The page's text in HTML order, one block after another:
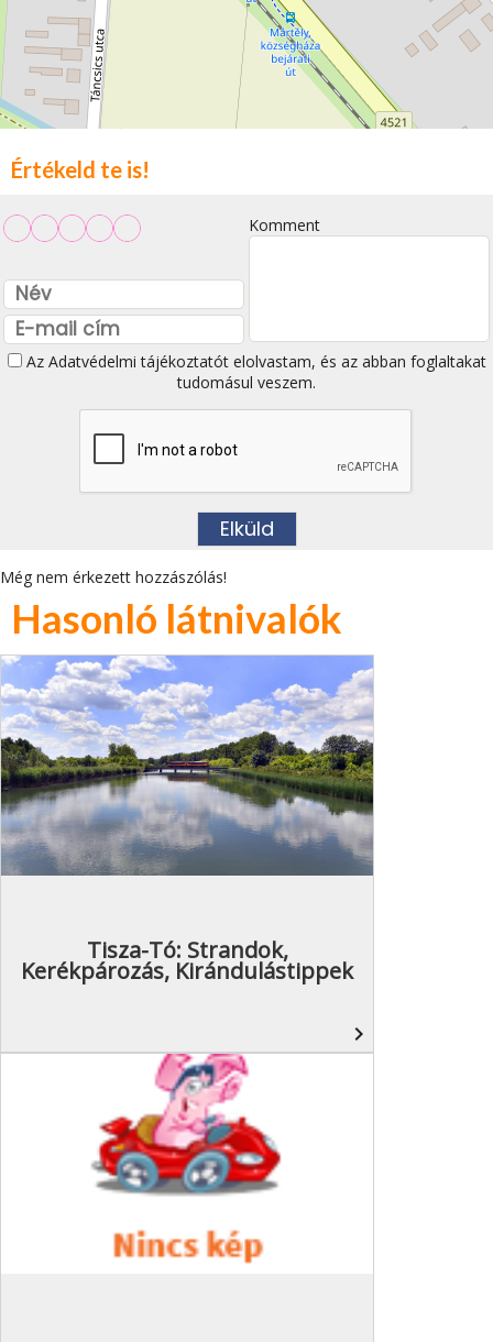
Értékeld te is!
Komment
Az Adatvédelmi tájékoztatótelolvastam, és az abban foglaltakat
tudomásul veszem.
Még nem érkezett hozzászólás!
Hasonló látnivalók
Tisza-Tó: Strandok,
Kerékpározás, Kirándulástippek
navigate_next